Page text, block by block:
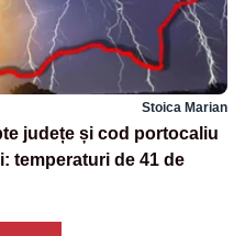
Stoica Marian
județe și cod portocaliu
temperaturi de 41 de